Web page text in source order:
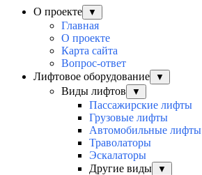
О проекте ▼
Главная
О проекте
Карта сайта
Вопрос-ответ
Лифтовое оборудование
▼
Виды лифтов ▼
Пассажирские лифты
Грузовые лифты
Автомобильные лифты
Траволаторы
Эскалаторы
Другие виды
▼